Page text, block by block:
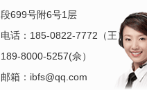
段699号附6号1层
电话：185-0822-7772（王）
189-8000-5257(佘）
邮箱：ibfs@qq.com